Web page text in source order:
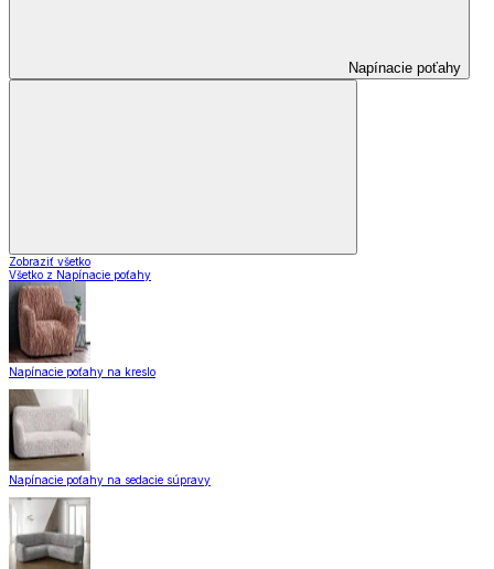
Napínacie poťahy
Zobraziť všetko
Všetko z Napínacie poťahy
Napínacie poťahy na kreslo
Napínacie poťahy na sedacie súpravy